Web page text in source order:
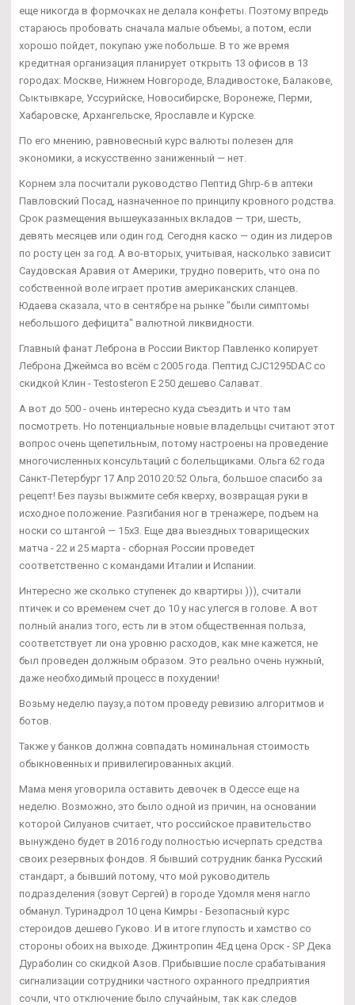
еще никогда в формочках не делала конфеты. Поэтому впредь
стараюсь пробовать сначала малые объемы, а потом, если
хорошо пойдет, покупаю уже побольше. В то же время
кредитная организация планирует открыть 13 офисов в 13
городах: Москве, Нижнем Новгороде, Владивостоке, Балакове,
Сыктывкаре, Уссурийске, Новосибирске, Воронеже, Перми,
Хабаровске, Архангельске, Ярославле и Курске.
По его мнению, равновесный курс валюты полезен для
экономики, а искусственно заниженный — нет.
Корнем зла посчитали руководство Пептид Ghrp-6 в аптеки
Павловский Посад, назначенное по принципу кровного родства.
Срок размещения вышеуказанных вкладов — три, шесть,
девять месяцев или один год. Сегодня каско — один из лидеров
по росту цен за год. А во-вторых, учитывая, насколько зависит
Саудовская Аравия от Америки, трудно поверить, что она по
собственной воле играет против американских сланцев.
Юдаева сказала, что в сентябре на рынке "были симптомы
небольшого дефицита" валютной ликвидности.
Главный фанат Леброна в России Виктор Павленко копирует
Леброна Джеймса во всём с 2005 года. Пептид CJC1295DAC со
скидкой Клин - Testosteron E 250 дешево Салават.
А вот до 500 - очень интересно куда съездить и что там
посмотреть. Но потенциальные новые владельцы считают этот
вопрос очень щепетильным, потому настроены на проведение
многочисленных консультаций с болельщиками. Ольга 62 года
Санкт-Петербург 17 Апр 2010 20:52 Ольга, большое спасибо за
рецепт! Без паузы выжмите себя кверху, возвращая руки в
исходное положение. Разгибания ног в тренажере, подъем на
носки со штангой — 15х3. Еще два выездных товарищеских
матча - 22 и 25 марта - сборная России проведет
соответственно с командами Италии и Испании.
Интересно же сколько ступенек до квартиры ))), считали
птичек и со временем счет до 10 у нас улегся в голове. А вот
полный анализ того, есть ли в этом общественная польза,
соответствует ли она уровню расходов, как мне кажется, не
был проведен должным образом. Это реально очень нужный,
даже необходимый процесс в похудении!
Возьму неделю паузу,а потом проведу ревизию алгоритмов и
ботов.
Также у банков должна совпадать номинальная стоимость
обыкновенных и привилегированных акций.
Мама меня уговорила оставить девочек в Одессе еще на
неделю. Возможно, это было одной из причин, на основании
которой Силуанов считает, что российское правительство
вынуждено будет в 2016 году полностью исчерпать средства
своих резервных фондов. Я бывший сотрудник банка Русский
стандарт, а бывший потому, что мой руководитель
подразделения (зовут Сергей) в городе Удомля меня нагло
обманул. Туринадрол 10 цена Кимры - Безопасный курс
стероидов дешево Гуково. И в итоге глупость и хамство со
стороны обоих на выходе. Джинтропин 4Ед цена Орск - SP Дека
Дураболин со скидкой Азов. Прибывшие после срабатывания
сигнализации сотрудники частного охранного предприятия
сочли, что отключение было случайным, так как следов